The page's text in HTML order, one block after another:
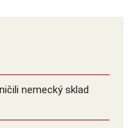
nemecký sklad